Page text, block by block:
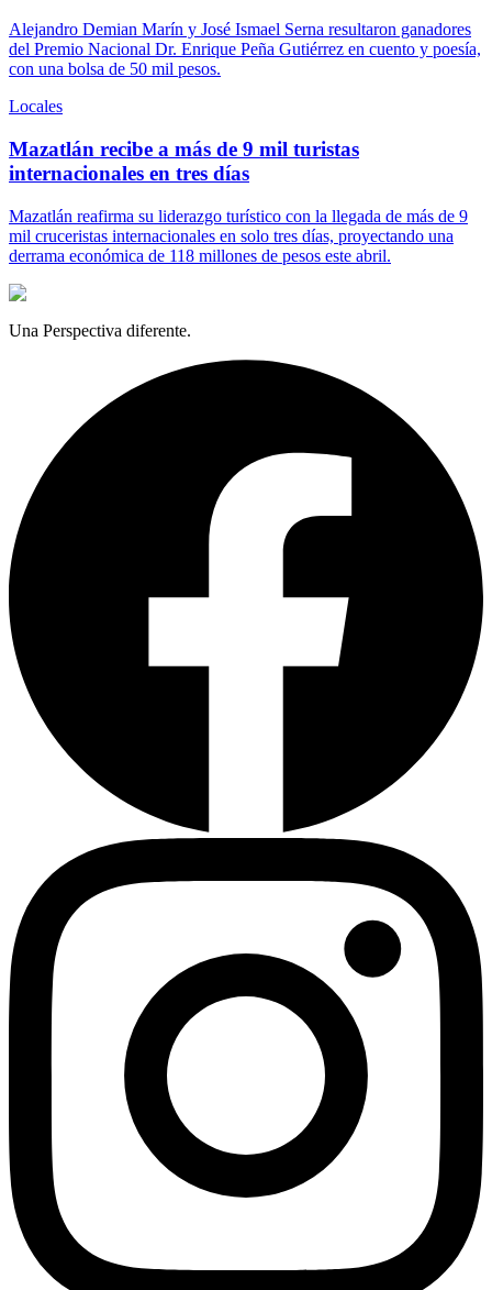
Alejandro Demian Marín y José Ismael Serna resultaron ganadores
del Premio Nacional Dr. Enrique Peña Gutiérrez en cuento y poesía,
con una bolsa de 50 mil pesos.
Locales
Mazatlán recibe a más de 9 mil turistas
internacionales en tres días
Mazatlán reafirma su liderazgo turístico con la llegada de más de 9
mil cruceristas internacionales en solo tres días, proyectando una
derrama económica de 118 millones de pesos este abril.
Una Perspectiva diferente.